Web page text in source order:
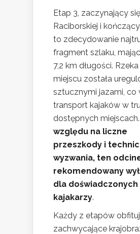
Etap 3, zaczynający
Raciborskiej i
to zdecydowanie
fragment szlaku,
7,2 km długości.
miejscu została
sztucznymi jazami, co
transport kajaków w
dostępnych miejscach.
względu na liczne
przeszkody i
wyzwania, ten
rekomendowany
dla doświadczonych
kajakarzy.
Każdy z etapów
zachwycające